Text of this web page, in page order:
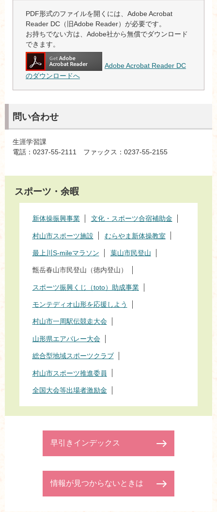
PDF形式のファイルを開くには、Adobe Acrobat
Reader DC（旧Adobe Reader）が必要です。
お持ちでない方は、Adobe社から無償でダウンロード
できます。
Adobe Acrobat Reader DC
のダウンロードへ
問い合わせ
生涯学習課
電話：0237-55-2111 ファックス：0237-55-2155
スポーツ・余暇
新体操振興事業 文化・スポーツ合宿補助金
村山市スポーツ施設 むらやま新体操教室
最上川S-mileマラソン 葉山市民登山
甑岳春山市民登山（徳内登山）
スポーツ振興くじ（toto）助成事業
モンテディオ山形を応援しよう
村山市一周駅伝競走大会
山形県エアバレー大会
総合型地域スポーツクラブ
村山市スポーツ推進委員
全国大会等出場者激励金
早引きインデックス
情報が見つからないときは